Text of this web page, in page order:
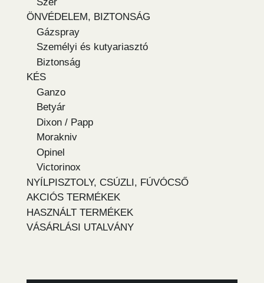
ÖNVÉDELEM, BIZTONSÁG
Gázspray
Személyi és kutyariasztó
Biztonság
KÉS
Ganzo
Betyár
Dixon / Papp
Morakniv
Opinel
Victorinox
NYÍLPISZTOLY, CSÚZLI, FÚVÓCSŐ
AKCIÓS TERMÉKEK
HASZNÁLT TERMÉKEK
VÁSÁRLÁSI UTALVÁNY